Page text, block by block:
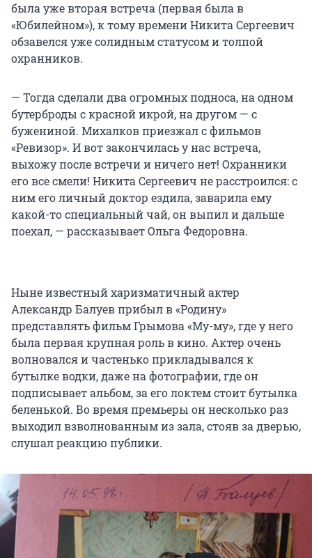
была уже вторая встреча (первая была в
«Юбилейном»), к тому времени Никита Сергеевич
обзавелся уже солидным статусом и толпой
охранников.
— Тогда сделали два огромных подноса, на одном
бутерброды с красной икрой, на другом — с
бужениной. Михалков приезжал с фильмов
«Ревизор». И вот закончилась у нас встреча,
выхожу после встречи и ничего нет! Охранники
его все смели! Никита Сергеевич не расстроился: с
ним его личный доктор ездила, заварила ему
какой-то специальный чай, он выпил и дальше
поехал, — рассказывает Ольга Федоровна.
Ныне известный харизматичный актер
Александр Балуев прибыл в «Родину»
представлять фильм Грымова «Му-му», где у него
была первая крупная роль в кино. Актер очень
волновался и частенько прикладывался к
бутылке водки, даже на фотографии, где он
подписывает альбом, за его локтем стоит бутылка
беленькой. Во время премьеры он несколько раз
выходил взволнованным из зала, стояв за дверью,
слушал реакцию публики.